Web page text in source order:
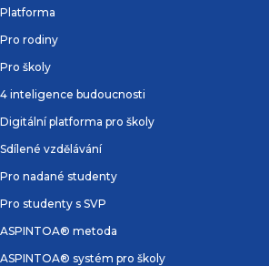
Platforma
Pro rodiny
Pro školy
4 inteligence budoucnosti
Digitální platforma pro školy
Sdílené vzdělávání
Pro nadané studenty
Pro studenty s SVP
ASPINTOA® metoda
ASPINTOA® systém pro školy